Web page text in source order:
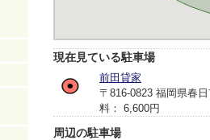
現在見ている駐車場
前田貸家
〒816-0823 福岡県春
料： 6,600円
周辺の駐車場